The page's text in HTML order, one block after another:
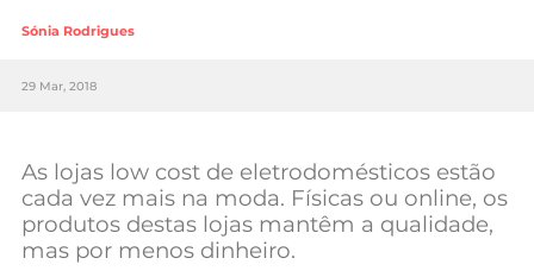
Lifestyle
Sociedade
Negócios
Mundial 2026
Sónia Rodrigues
29 Mar, 2018
As lojas low cost de eletrodomésticos estão
cada vez mais na moda. Físicas ou online, os
produtos destas lojas mantêm a qualidade,
mas por menos dinheiro.